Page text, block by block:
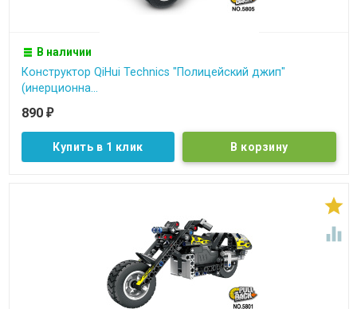
В наличии
Конструктор QiHui Technics "Полицейский джип"
(инерционна...
890 ₽
Купить в 1 клик

